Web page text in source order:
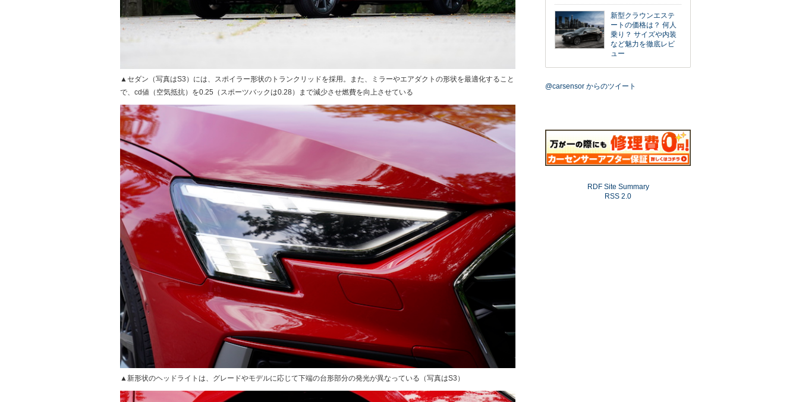
▲セダン（写真はS3）には、スポイラー形状のトランクリッドを採用。また、ミラーやエアダクトの形状を最適化すること
で、cd値（空気抵抗）を0.25（スポーツバックは0.28）まで減少させ燃費を向上させている
▲新形状のヘッドライトは、グレードやモデルに応じて下端の台形部分の発光が異なっている（写真はS3）
新型クラウンエステ
ートの価格は？ 何人
乗り？ サイズや内装
など魅力を徹底レビ
ュー
@carsensor からのツイート
RDF Site Summary
RSS 2.0